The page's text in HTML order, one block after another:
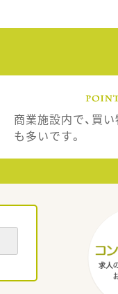
商業施設内で、買
も多いです。